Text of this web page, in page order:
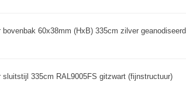
bovenbak 60x38mm (HxB) 335cm zilver geanodiseerd
sluitstijl 335cm RAL9005FS gitzwart (fijnstructuur)